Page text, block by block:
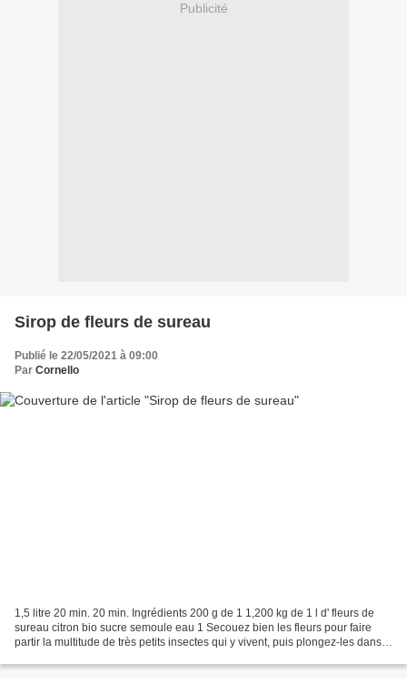
Publicité
Sirop de fleurs de sureau
Publié le 22/05/2021 à 09:00
Par Cornello
1,5 litre 20 min. 20 min. Ingrédients 200 g de 1 1,200 kg de 1 l d' fleurs de
sureau citron bio sucre semoule eau 1 Secouez bien les fleurs pour faire
partir la multitude de très petits insectes qui y vivent, puis plongez-les dans